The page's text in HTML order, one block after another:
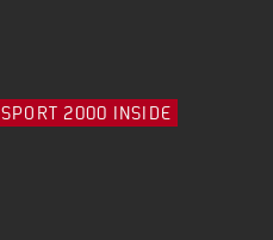
SPORT 2000 INSIDE